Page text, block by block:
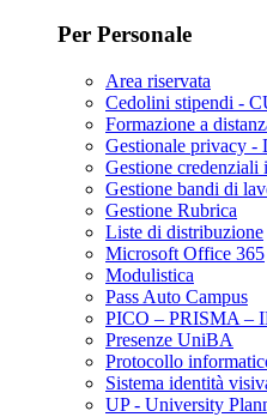
Per Personale
Area riservata
Cedolini stipendi -
Formazione a
Gestionale privacy -
Gestione credenziali
Gestione bandi di
Gestione Rubrica
Liste di distribuzione
Microsoft Office 365
Modulistica
Pass Auto Campus
PICO – PRISMA –
Presenze UniBA
Protocollo
Sistema identità
UP - University